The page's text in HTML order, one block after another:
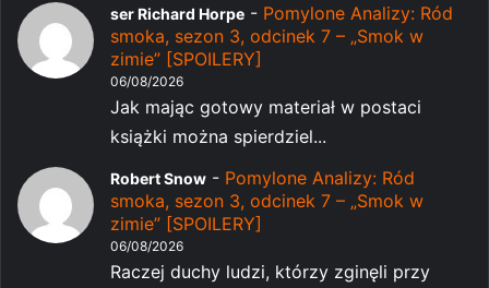
ser Richard Horpe - Pomylone Analizy: Ród
smoka, sezon 3, odcinek 7 – „Smok w
zimie” [SPOILERY]
06/08/2026
Jak mając gotowy materiał w postaci
książki można spierdziel...
Robert Snow - Pomylone Analizy: Ród
smoka, sezon 3, odcinek 7 – „Smok w
zimie” [SPOILERY]
06/08/2026
Raczej duchy ludzi, którzy zginęli przy